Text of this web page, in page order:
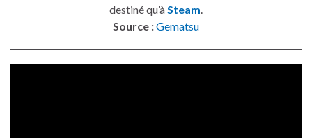
destiné qu’àSteam.
Source :Gematsu